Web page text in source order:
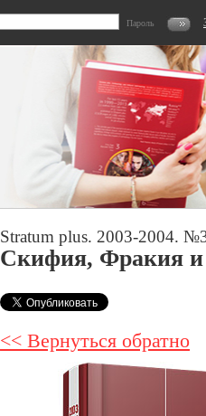
Пароль
Stratum plus. 2003-2004.
Скифия, Фракия
<< Вернуться обратно